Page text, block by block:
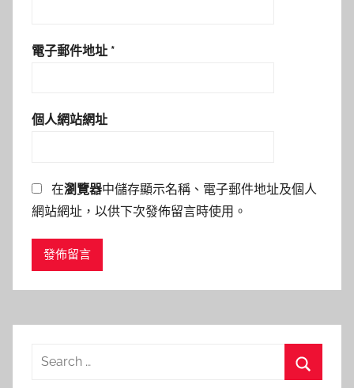
電子郵件地址 *
個人網站網址
在瀏覽器中儲存顯示名稱、電子郵件地址及個人
網站網址，以供下次發佈留言時使用。
Search